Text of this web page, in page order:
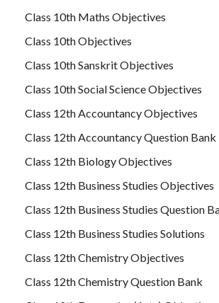
Class 10th Maths Objectives
Class 10th Objectives
Class 10th Sanskrit Objectives
Class 10th Social Science Objectives
Class 12th Accountancy Objectives
Class 12th Accountancy Question Bank
Class 12th Biology Objectives
Class 12th Business Studies Objectives
Class 12th Business Studies Question
Class 12th Business Studies Solutions
Class 12th Chemistry Objectives
Class 12th Chemistry Question Bank